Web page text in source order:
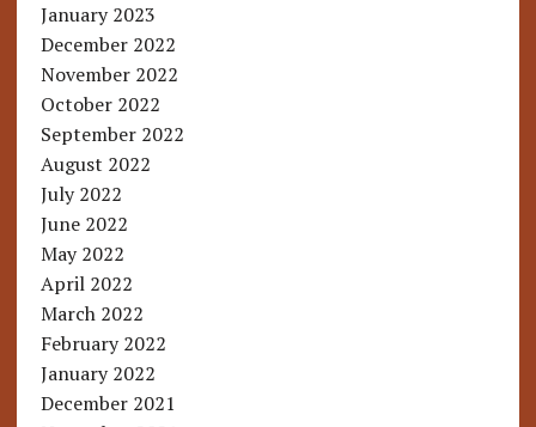
January 2023
December 2022
November 2022
October 2022
September 2022
August 2022
July 2022
June 2022
May 2022
April 2022
March 2022
February 2022
January 2022
December 2021